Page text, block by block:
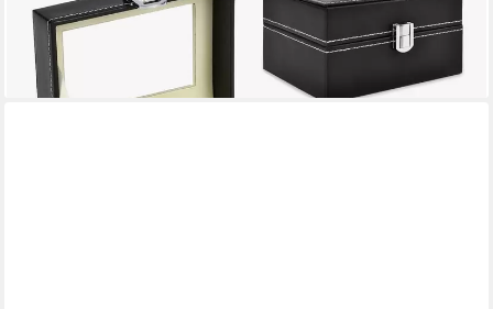
14,99 € UVP22,90 €
-35%
lieferbar - in 2-3 Werktagen bei dir